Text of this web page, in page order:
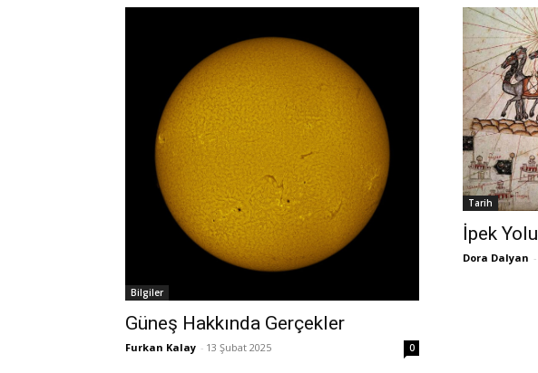
Bilgiler
Güneş Hakkında Gerçekler
Furkan Kalay - 13 Şubat 2025 0
Tarih
İpek Yolu
Dora Dalyan -